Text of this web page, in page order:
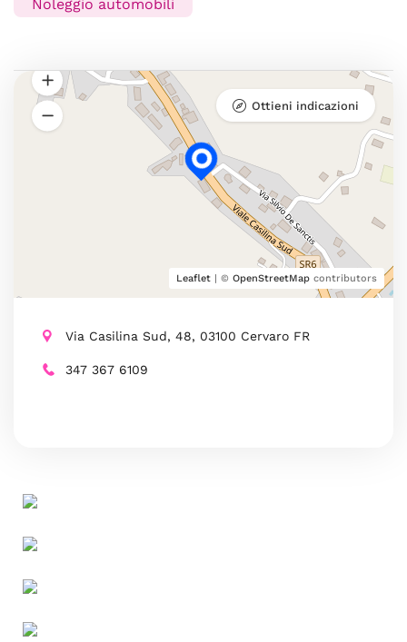
Noleggio automobili
Leaflet | © OpenStreetMap contributors
Ottieni indicazioni
Via Casilina Sud, 48, 03100 Cervaro FR
347 367 6109